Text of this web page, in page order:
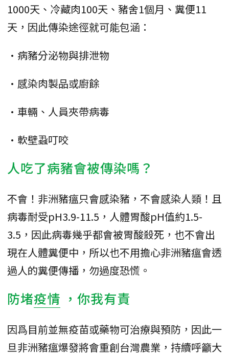
1000天、冷藏肉100天、豬舍1個月、糞便11
天，因此傳染途徑就可能包涵：
•病豬分泌物與排泄物
•感染肉製品或廚餘
•車輛、人員夾帶病毒
•軟壁蝨叮咬
人吃了病豬會被傳染嗎？
不會！非洲豬瘟只會感染豬，不會感染人類！且
病毒耐受pH3.9-11.5，人體胃酸pH值約1.5-
3.5，因此病毒幾乎都會被胃酸殺死，也不會出
現在人體糞便中，所以也不用擔心非洲豬瘟會透
過人的糞便傳播，勿過度恐慌。
防堵疫情 ，你我有責
因爲目前並無疫苗或藥物可治療與預防，因此一
旦非洲豬瘟爆發將會重創台灣農業，持續呼籲大